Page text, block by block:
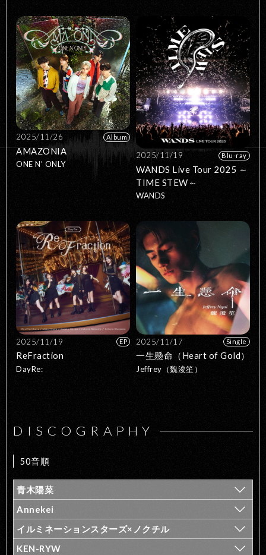
2025/11/26 Album
AMAZONIA
ONE N’ ONLY
2025/11/19 Blu-ray
WANDS Live Tour 2025 ～
TIME STEW～
WANDS
2025/11/19 EP
ReFraction
DayRe:
2025/11/17 Single
一生懸命（Heart of Gold）
Jeffrey（魏浚笙）
DISCOGRAPHY
50音順
青木陽菜
Annekei
イルミネーションスターズ×ノクチル
KEN-RYW